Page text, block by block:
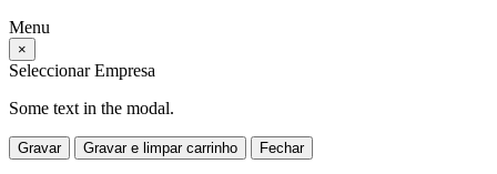
Menu
×
Seleccionar Empresa
Some text in the modal.
Gravar Gravar e limpar carrinho Fechar